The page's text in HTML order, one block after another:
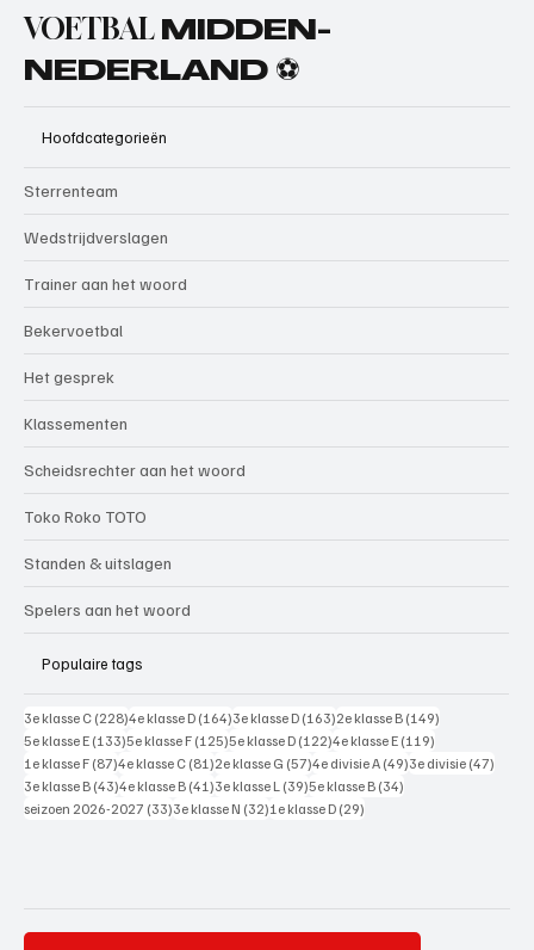
VOETBAL MIDDEN-
NEDERLAND ⚽
Hoofdcategorieën
Sterrenteam
Wedstrijdverslagen
Trainer aan het woord
Bekervoetbal
Het gesprek
Klassementen
Scheidsrechter aan het woord
Toko Roko TOTO
Standen & uitslagen
Spelers aan het woord
Populaire tags
3e klasse C (228)228 posts
4e klasse D (164)164 posts
3e klasse D (163)163 posts
2e klasse B (149)
5e klasse E (133)133 posts
5e klasse F (125)125 posts
5e klasse D (122)122 posts
4e klasse E (119)
1e klasse F (87)87 posts
4e klasse C (81)81 posts
2e klasse G (57)57 posts
4e divisie A (49)49 posts
3e divisie (47)
3e klasse B (43)43 posts
4e klasse B (41)41 posts
3e klasse L (39)39 posts
5e klasse B (34)
seizoen 2026-2027 (33)33 posts
3e klasse N (32)32 posts
1e klasse D (29)